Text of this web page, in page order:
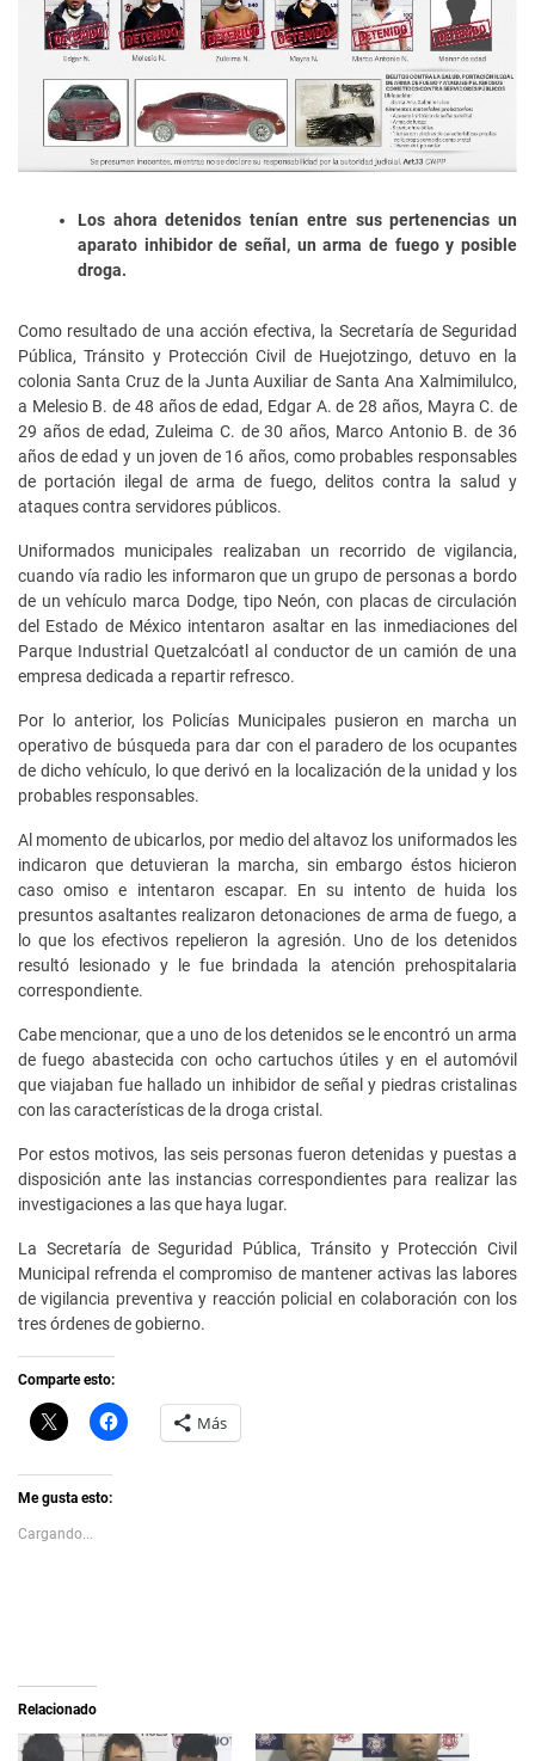
Los ahora detenidos tenían entre sus pertenencias un
aparato inhibidor de señal, un arma de fuego y posible
droga.
Como resultado de una acción efectiva, la Secretaría de Seguridad
Pública, Tránsito y Protección Civil de Huejotzingo, detuvo en la
colonia Santa Cruz de la Junta Auxiliar de Santa Ana Xalmimilulco,
a Melesio B. de 48 años de edad, Edgar A. de 28 años, Mayra C. de
29 años de edad, Zuleima C. de 30 años, Marco Antonio B. de 36
años de edad y un joven de 16 años, como probables responsables
de portación ilegal de arma de fuego, delitos contra la salud y
ataques contra servidores públicos.
Uniformados municipales realizaban un recorrido de vigilancia,
cuando vía radio les informaron que un grupo de personas a bordo
de un vehículo marca Dodge, tipo Neón, con placas de circulación
del Estado de México intentaron asaltar en las inmediaciones del
Parque Industrial Quetzalcóatl al conductor de un camión de una
empresa dedicada a repartir refresco.
Por lo anterior, los Policías Municipales pusieron en marcha un
operativo de búsqueda para dar con el paradero de los ocupantes
de dicho vehículo, lo que derivó en la localización de la unidad y los
probables responsables.
Al momento de ubicarlos, por medio del altavoz los uniformados les
indicaron que detuvieran la marcha, sin embargo éstos hicieron
caso omiso e intentaron escapar. En su intento de huida los
presuntos asaltantes realizaron detonaciones de arma de fuego, a
lo que los efectivos repelieron la agresión. Uno de los detenidos
resultó lesionado y le fue brindada la atención prehospitalaria
correspondiente.
Cabe mencionar, que a uno de los detenidos se le encontró un arma
de fuego abastecida con ocho cartuchos útiles y en el automóvil
que viajaban fue hallado un inhibidor de señal y piedras cristalinas
con las características de la droga cristal.
Por estos motivos, las seis personas fueron detenidas y puestas a
disposición ante las instancias correspondientes para realizar las
investigaciones a las que haya lugar.
La Secretaría de Seguridad Pública, Tránsito y Protección Civil
Municipal refrenda el compromiso de mantener activas las labores
de vigilancia preventiva y reacción policial en colaboración con los
tres órdenes de gobierno.
Comparte esto:
C
l
k
t
s
h
e
b
r
e
H
a
e
n
Más
Me gusta esto:
Cargando...
Relacionado